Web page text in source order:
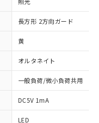
長方形 2方向ガード
黄
オルタネイト
一般負荷/微小負荷共用
DC5V 1mA
LED